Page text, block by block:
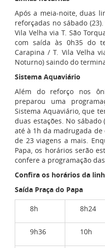
Após a meia-noite, duas
reforçadas no sábado
Vila Velha via T. São
com saída às 0h35 do
Carapina / T. Vila Velha
Noturno) saindo do
Sistema Aquaviário
Além do reforço nos
preparou uma
Sistema Aquaviário, que
duas estações. No sábado
até à 1h da madrugada
de 23 viagens a mais.
Papa, os horários serão
confere a programação
Confira os horários da
Saída Praça do Papa
8h 8h24
9h36 10h